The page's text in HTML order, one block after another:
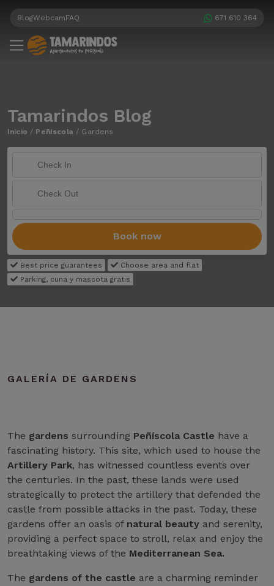
BlogWebcamFAQ 671 610 364
Tamarindos Blog
Inicio / Peñíscola / Gardens
Book now
Best price guarantees
Choose area and flat
Parking, cuna y mascota gratis
GALERÍA DE GARDENS
The gardens surrounding Peñíscola Castle have a
fascinating history. This site, which used to house the
Artillery Park, has witnessed countless events over
the centuries. In the past, these lands were used
strategically to protect the artillery that defended the
castle from possible attacks in the past. Today, these
gardens offer an oasis of natural beauty and serenity,
providing a perfect space to stroll, relax and enjoy the
breathtaking views of the Mediterranean Sea.
The gardens of the castle are a charming reminder